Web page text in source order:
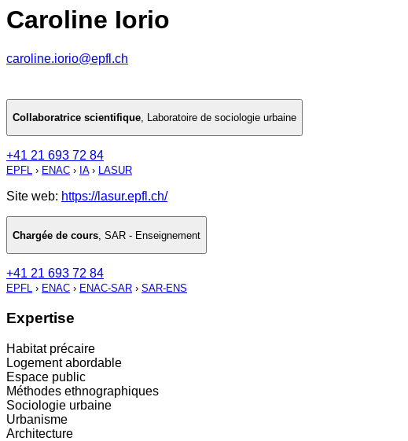
Caroline Iorio
caroline.iorio@epfl.ch
Collaboratrice scientifique, Laboratoire de sociologie urbaine
+41 21 693 72 84
EPFL › ENAC › IA› LASUR
Site web: https://lasur.epfl.ch/
Chargée de cours SAR - Enseignement
+41 21 693 72 84
EPFL › ENAC › ENAC-SAR › SAR-ENS
Expertise
Habitat précaire
Logement abordable
Espace public
Méthodes ethnographiques
Sociologie urbaine
Urbanisme
Architecture